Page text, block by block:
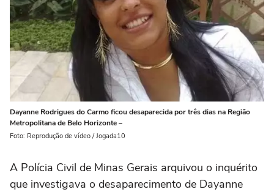
Dayanne Rodrigues do Carmo ficou desaparecida por três dias na Região
Metropolitana de Belo Horizonte –
Foto: Reprodução de vídeo / Jogada10
A Polícia Civil de Minas Gerais arquivou o inquérito
que investigava o desaparecimento de Dayanne